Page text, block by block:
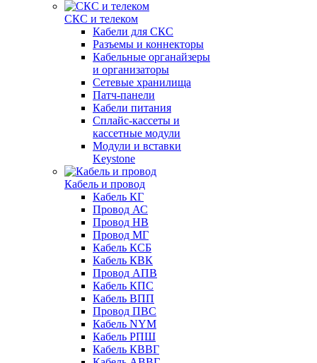
СКС и телеком
Кабели для СКС
Разъемы и коннекторы
Кабельные органайзеры
и организаторы
Сетевые хранилища
Патч-панели
Кабели питания
Сплайс-кассеты и
кассетные модули
Модули и вставки
Keystone
Кабель и провод
Кабель КГ
Провод АС
Провод НВ
Провод МГ
Кабель КСБ
Кабель КВК
Провод АПВ
Кабель КПС
Кабель ВПП
Провод ПВС
Кабель NYM
Кабель РПШ
Кабель КВВГ